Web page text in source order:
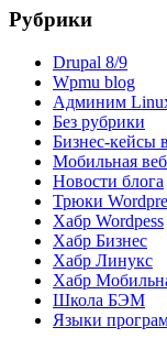
Рубрики
Drupal 8/9
Wpmu blog
Админим
Без рубрики
Бизнес-кейсы
Мобильная
Новости блога
Трюки
Хабр Wordpess
Хабр Бизнес
Хабр Линукс
Хабр
Школа БЭМ
Языки